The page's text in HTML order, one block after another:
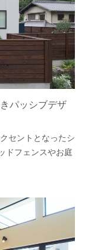
パッシブデザ
セントとなったシ
ドフェンスやお庭